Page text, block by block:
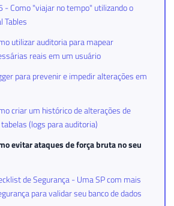
- Como "viajar no tempo" utilizando o
Tables
utilizar auditoria para mapear
reais em um usuário
para prevenir e impedir alterações em
criar um histórico de alterações de
(logs para auditoria)
evitar ataques de força bruta no seu
de Segurança - Uma SP com mais
para validar seu banco de dados